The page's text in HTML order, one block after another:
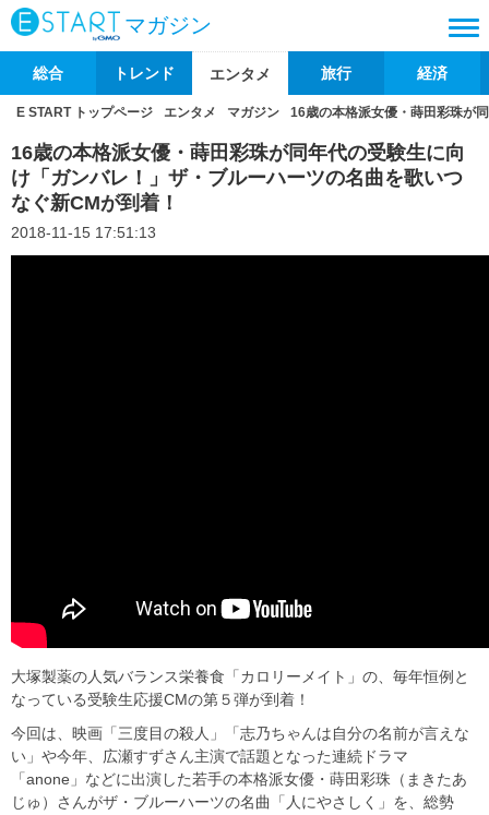
マガジン
総合 トレンド エンタメ 旅行 経済
E START トップページ エンタメ マガジン 16歳の本格派女優・蒔田彩珠が
16歳の本格派女優・蒔田彩珠が同年代の受験生に向
け「ガンバレ！」ザ・ブルーハーツの名曲を歌いつ
なぐ新CMが到着！
2018-11-15 17:51:13
大塚製薬の人気バランス栄養食「カロリーメイト」の、毎年恒例と
なっている受験生応援CMの第５弾が到着！
今回は、映画「三度目の殺人」「志乃ちゃんは自分の名前が言えな
い」や今年、広瀬すずさん主演で話題となった連続ドラマ
「anone」などに出演した若手の本格派女優・蒔田彩珠（まきたあ
じゅ）さんがザ・ブルーハーツの名曲「人にやさしく」を、総勢